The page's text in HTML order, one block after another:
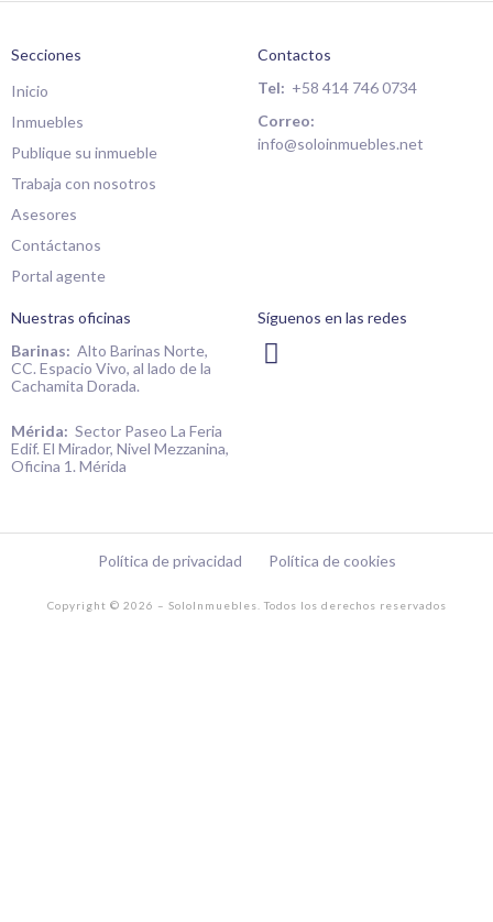
Secciones
Inicio
Inmuebles
Publique su inmueble
Trabaja con nosotros
Asesores
Contáctanos
Portal agente
Contactos
Tel: +58 414 746 0734
Correo:
info@soloinmuebles.net
Nuestras oficinas
Barinas: Alto Barinas Norte,
CC. Espacio Vivo, al lado de la
Cachamita Dorada.
Mérida: Sector Paseo La Feria
Edif. El Mirador, Nivel Mezzanina,
Oficina 1. Mérida
Síguenos en las redes
I
a
m
Copyright © 2026 – SoloInmuebles. Todos los derechos reservados
Política de privacidad Política de cookies